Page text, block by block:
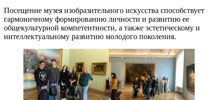
Посещение музея изобразительного искусства способствует
гармоничному формированию личности и развитию ее
общекультурной компетентности, а также эстетическому и
интеллектуальному развитию молодого поколения.